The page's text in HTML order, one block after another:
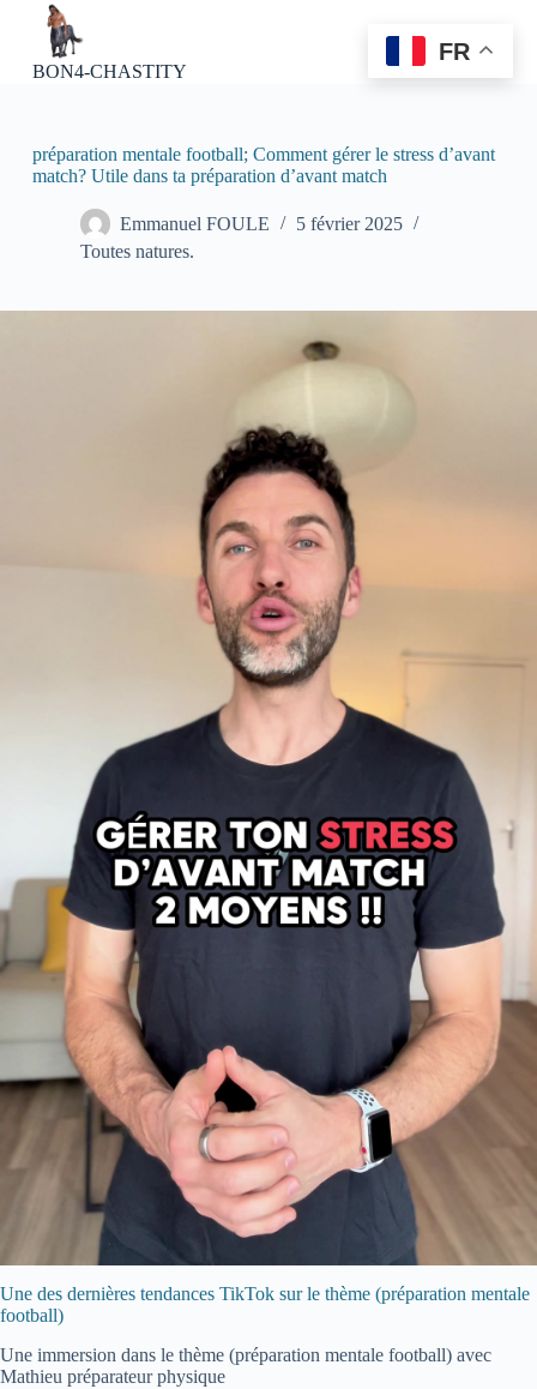
u
BON4-CHASTITY
préparation mentale football; Comment gérer le stress d’avant
match? Utile dans ta préparation d’avant match
Emmanuel FOULE
5 février 2025
Toutes natures.
Une des dernières tendances TikTok sur le thème (préparation mentale
football)
Une immersion dans le thème (préparation mentale football) avec
Mathieu préparateur physique
FR